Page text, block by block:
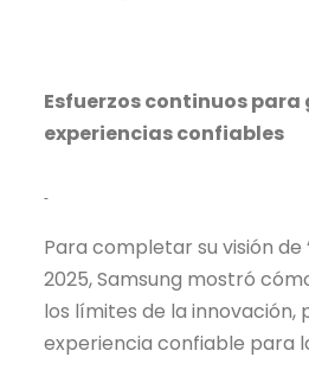
Esfuerzos continuos
experiencias confiables
Para completar su visión de
2025, Samsung mostró
los límites de la innovación,
experiencia confiable para